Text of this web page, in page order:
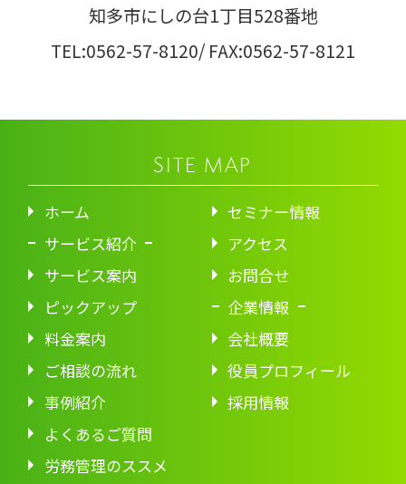
知多市にしの台1丁目528番地
TEL:0562-57-8120/ FAX:0562-57-8121
SITE MAP
ホーム
サービス紹介
サービス案内
ピックアップ
料金案内
ご相談の流れ
事例紹介
よくあるご質問
労務管理のススメ
セミナー情報
アクセス
お問合せ
企業情報
会社概要
役員プロフィール
採用情報